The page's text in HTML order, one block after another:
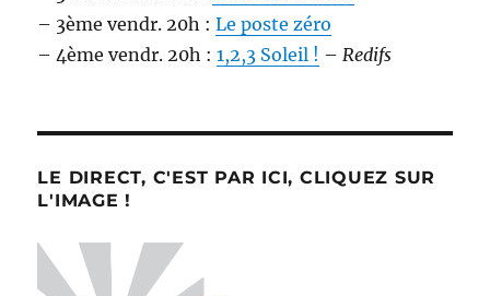
– 3ème vendr. 20h :Le poste zéro
– 4ème vendr. 20h :1,2,3 Soleil ! – Redifs
LE DIRECT, C'EST PAR ICI, CLIQUEZ SUR
L'IMAGE !